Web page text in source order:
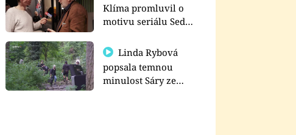
Klíma promluvil o
motivu seriálu Sedm
Linda Rybová
popsala temnou
minulost Sáry ze